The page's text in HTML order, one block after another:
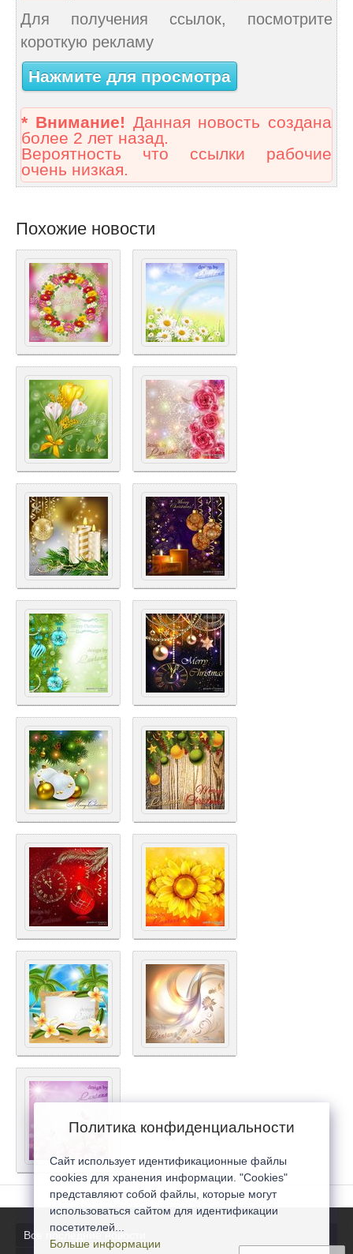
Для получения ссылок, посмотрите
короткую рекламу
Нажмите для просмотра
* Внимание! Данная новость создана
более 2 лет назад.
Вероятность что ссылки рабочие
очень низкая.
Похожие новости
Все последние новости
Политика конфиденциальности
Сайт использует идентификационные файлы
cookies для хранения информации. "Cookies"
представляют собой файлы, которые могут
использоваться сайтом для идентификации
посетителей...
Больше информации